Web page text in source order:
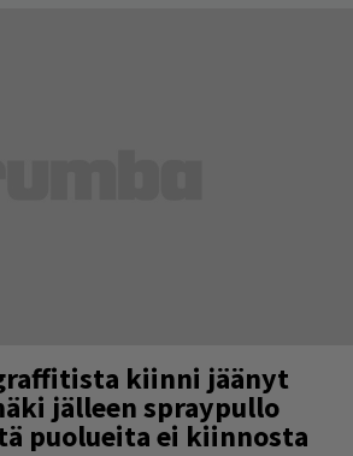
kiinni jäänyt
jälleen spraypullo
puolueita ei kiinnosta